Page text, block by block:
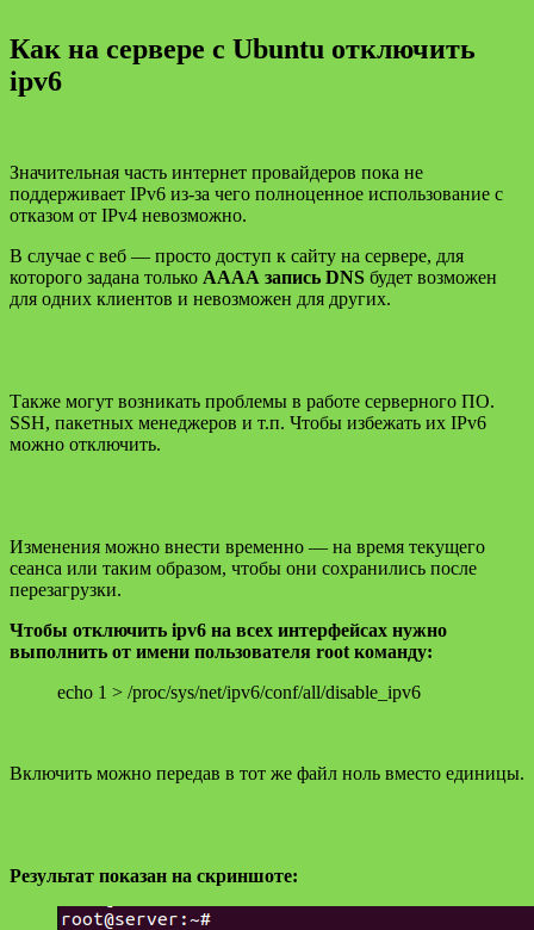
Как на сервере с Ubuntu отключить
ipv6
Значительная часть интернет провайдеров пока не
поддерживает IPv6 из-за чего полноценное использование с
отказом от IPv4 невозможно.
В случае с веб — просто доступ к сайту на сервере, для
которого задана только АААА запись DNS будет возможен
для одних клиентов и невозможен для других.
Также могут возникать проблемы в работе серверного ПО.
SSH, пакетных менеджеров и т.п. Чтобы избежать их IPv6
можно отключить.
Изменения можно внести временно — на время текущего
сеанса или таким образом, чтобы они сохранились после
перезагрузки.
Чтобы отключить ipv6 на всех интерфейсах нужно
выполнить от имени пользователя root команду:
echo 1 > /proc/sys/net/ipv6/conf/all/disable_ipv6
Включить можно передав в тот же файл ноль вместо единицы.
Результат показан на скриншоте: